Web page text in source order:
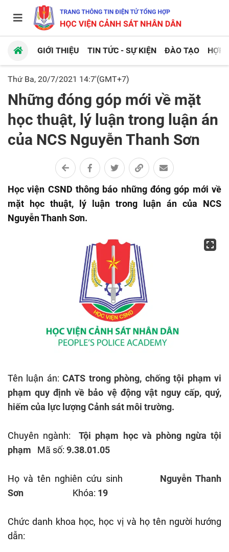
GIỚI THIỆU TIN TỨC - SỰ KIỆN ĐÀO TẠO HỢP
Thứ Ba, 20/7/2021 14:7'(GMT+7)
Những đóng góp mới về mặt
học thuật, lý luận trong luận án
của NCS Nguyễn Thanh Sơn
Học viện CSND thông báo những đóng góp mới về
mặt học thuật, lý luận trong luận án của NCS
Nguyễn Thanh Sơn.
Tên luận án:CATS trong phòng, chống tội phạm vi
phạm quy định về bảo vệ động vật nguy cấp, quý,
hiếm của lực lượng Cảnh sát môi trường.
Chuyên ngành:
Tội phạm học và phòng ngừa tội
phạm Mã số: 9.38.01.05
Họ và tên nghiên cứu sinh
Nguyễn Thanh
Sơn Khóa: 19
Chức danh khoa học, học vị và họ tên người hướng
dẫn: